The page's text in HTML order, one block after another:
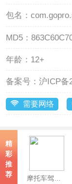
包名：
MD5：
年龄： 12+
备案号： 沪ICP备
需要网络
精
彩
推
荐